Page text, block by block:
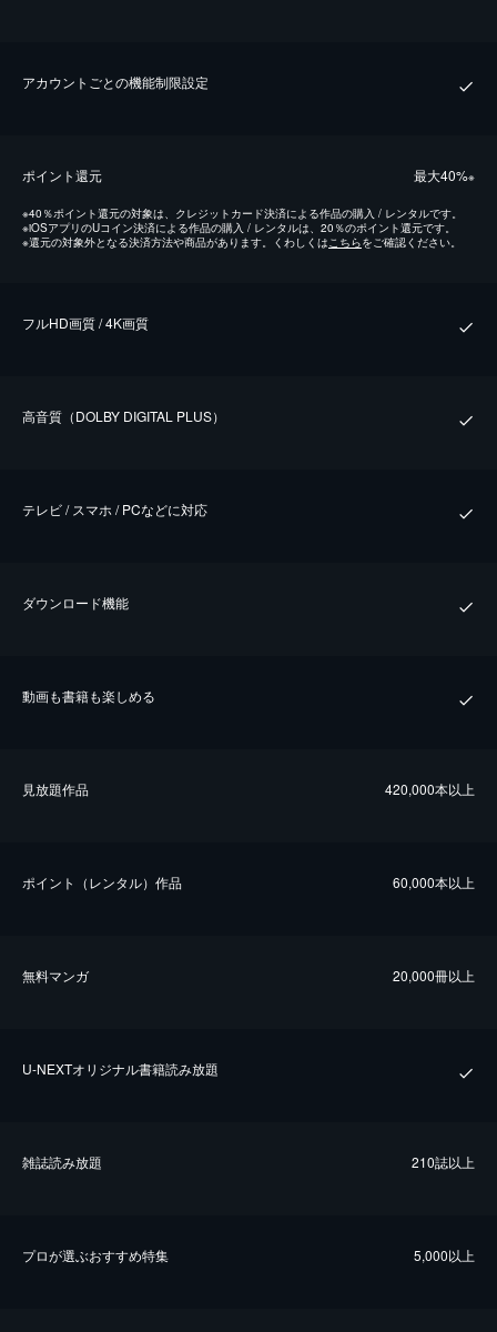
アカウントごとの機能制限設定
ポイント還元 最⼤40%※
※40％ポイント還元の対象は、クレジットカード決済による作品の購入 / レンタルです。
※iOSアプリのUコイン決済による作品の購入 / レンタルは、20％のポイント還元です。
※還元の対象外となる決済方法や商品があります。くわしくはこちらをご確認ください。
フルHD画質 / 4K画質
⾼⾳質（DOLBY DIGITAL PLUS）
テレビ / スマホ / PCなどに対応
ダウンロード機能
動画も書籍も楽しめる
⾒放題作品 420,000本以上
ポイント（レンタル）作品 60,000本以上
無料マンガ 20,000冊以上
U-NEXTオリジナル書籍読み放題
雑誌読み放題 210誌以上
プロが選ぶおすすめ特集 5,000以上